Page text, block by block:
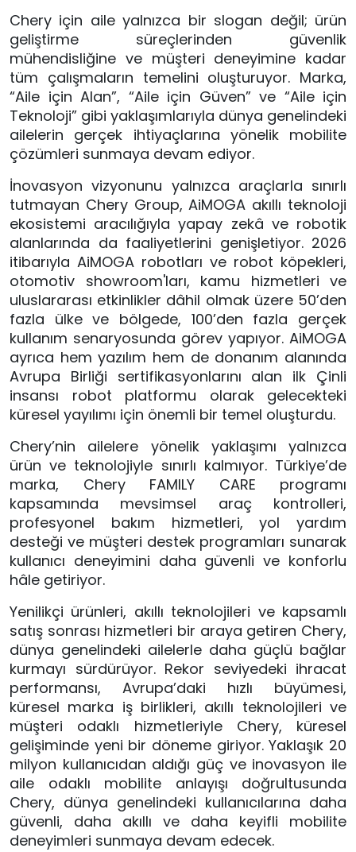
Chery için aile yalnızca bir slogan değil; ürün
geliştirme süreçlerinden güvenlik
mühendisliğine ve müşteri deneyimine kadar
tüm çalışmaların temelini oluşturuyor. Marka,
“Aile için Alan”, “Aile için Güven” ve “Aile için
Teknoloji” gibi yaklaşımlarıyla dünya genelindeki
ailelerin gerçek ihtiyaçlarına yönelik mobilite
çözümleri sunmaya devam ediyor.
İnovasyon vizyonunu yalnızca araçlarla sınırlı
tutmayan Chery Group, AiMOGA akıllı teknoloji
ekosistemi aracılığıyla yapay zekâ ve robotik
alanlarında da faaliyetlerini genişletiyor. 2026
itibarıyla AiMOGA robotları ve robot köpekleri,
otomotiv showroom'ları, kamu hizmetleri ve
uluslararası etkinlikler dâhil olmak üzere 50’den
fazla ülke ve bölgede, 100’den fazla gerçek
kullanım senaryosunda görev yapıyor. AiMOGA
ayrıca hem yazılım hem de donanım alanında
Avrupa Birliği sertifikasyonlarını alan ilk Çinli
insansı robot platformu olarak gelecekteki
küresel yayılımı için önemli bir temel oluşturdu.
Chery’nin ailelere yönelik yaklaşımı yalnızca
ürün ve teknolojiyle sınırlı kalmıyor. Türkiye’de
marka, Chery FAMILY CARE programı
kapsamında mevsimsel araç kontrolleri,
profesyonel bakım hizmetleri, yol yardım
desteği ve müşteri destek programları sunarak
kullanıcı deneyimini daha güvenli ve konforlu
hâle getiriyor.
Yenilikçi ürünleri, akıllı teknolojileri ve kapsamlı
satış sonrası hizmetleri bir araya getiren Chery,
dünya genelindeki ailelerle daha güçlü bağlar
kurmayı sürdürüyor. Rekor seviyedeki ihracat
performansı, Avrupa’daki hızlı büyümesi,
küresel marka iş birlikleri, akıllı teknolojileri ve
müşteri odaklı hizmetleriyle Chery, küresel
gelişiminde yeni bir döneme giriyor. Yaklaşık 20
milyon kullanıcıdan aldığı güç ve inovasyon ile
aile odaklı mobilite anlayışı doğrultusunda
Chery, dünya genelindeki kullanıcılarına daha
güvenli, daha akıllı ve daha keyifli mobilite
deneyimleri sunmaya devam edecek.